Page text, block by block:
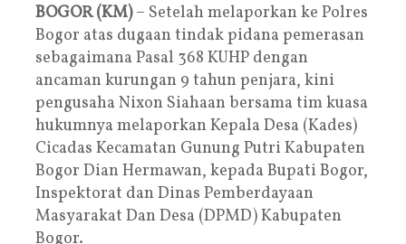
BOGOR (KM)– Setelah melaporkan ke Polres
Bogor atas dugaan tindak pidana pemerasan
sebagaimana Pasal 368 KUHP dengan
ancaman kurungan 9 tahun penjara, kini
pengusaha Nixon Siahaan bersama tim kuasa
hukumnya melaporkan Kepala Desa (Kades)
Cicadas Kecamatan Gunung Putri Kabupaten
Bogor Dian Hermawan, kepada Bupati Bogor,
Inspektorat dan Dinas Pemberdayaan
Masyarakat Dan Desa (DPMD) Kabupaten
Bogor.